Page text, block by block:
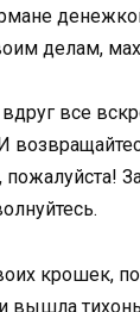
делам,
все
пожалуйста!
крошек,
вышла